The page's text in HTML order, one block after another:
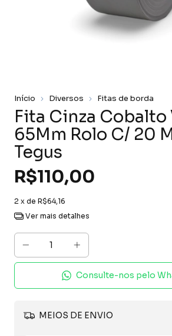
Início Diversos Fitas de borda
Fita Cinza Cobalto
65Mm Rolo C/ 20
Tegus
R$110,00
2 x de R$64,16
Ver mais detalhes
Consulte-nos pelo
MEIOS DE ENVIO